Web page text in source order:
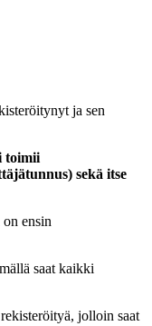
ja sen
toimii
sekä itse
ensin
saat kaikki
jolloin saat